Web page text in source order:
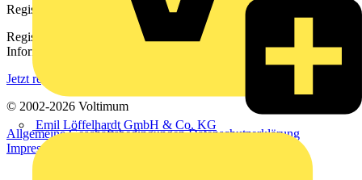
Emil Löffelhardt GmbH & Co. KG
Registrierung
Registrieren Sie sich kostenlos und erhalten Sie stets aktuelle
Informationen aus der Elektroindustrie.
Jetzt registrieren
© 2002-2026 Voltimum
Allgemeine GeschäftsbedingungenDatenschutzerklärung
Impressum